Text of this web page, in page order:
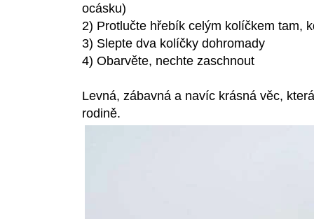
ocásku)
2) Protlučte hřebík celým kolíčkem tam,
3) Slepte dva kolíčky dohromady
4) Obarvěte, nechte zaschnout
Levná, zábavná a navíc krásná věc,
rodině.